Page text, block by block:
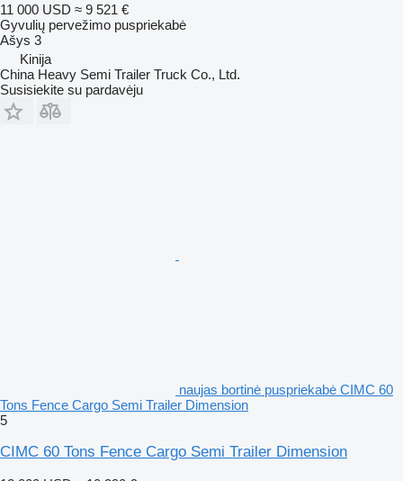
11 000 USD ≈ 9 521 €
Gyvulių pervežimo puspriekabė
Ašys 3
Kinija
China Heavy Semi Trailer Truck Co., Ltd.
Susisiekite su pardavėju
naujas bortinė puspriekabė CIMC 60
Tons Fence Cargo Semi Trailer Dimension
5
CIMC 60 Tons Fence Cargo Semi Trailer Dimension